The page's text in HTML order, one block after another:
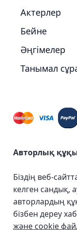
Актерлер
Бейне
Әңгімелер
Танымал
Авторлық
Біздің веб-
келген сандық,
авторлардың
бізбен дереу
және cookie